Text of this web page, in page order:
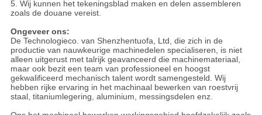
5. Wij kunnen het tekeningsblad maken en delen assembleren
zoals de douane vereist.
Ongeveer ons:
De Technologieco. van Shenzhentuofa, Ltd, die zich in de
productie van nauwkeurige machinedelen specialiseren, is niet
alleen uitgerust met talrijk geavanceerd die machinemateriaal,
maar ook bezit een team van professioneel en hoogst
gekwalificeerd mechanisch talent wordt samengesteld. Wij
hebben rijke ervaring in het machinaal bewerken van roestvrij
staal, titaniumlegering, aluminium, messingsdelen enz.